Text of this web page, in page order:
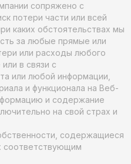
сопряжено с
потери части или всей
каких обстоятельствах мы
за любые прямые или
или расходы любого
в связи с
или любой информации,
и функционала на Веб-
и содержание
на свой страх и
содержащиеся
соответствующим